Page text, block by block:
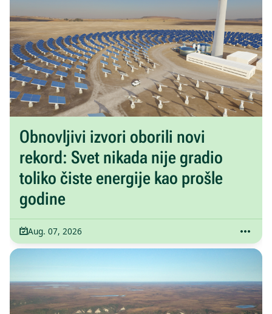
Obnovljivi izvori oborili novi
rekord: Svet nikada nije gradio
toliko čiste energije kao prošle
godine
Aug. 07, 2026